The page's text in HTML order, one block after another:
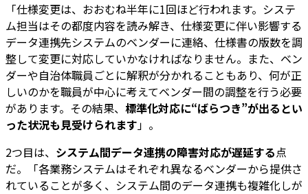
「仕様変更は、おおむね半年に1回ほど行われます。システ
ム担当はその都度内容を読み解き、仕様変更に伴い影響する
データ連携先システムのベンダーに連絡、仕様書の版数を調
整して変更に対応していかなければなりません。また、ベン
ダーや自治体職員ごとに解釈が分かれることもあり、何が正
しいのかを職員が中心に考えてベンダー間の調整を行う必要
があります。その結果、 標準化対応に“ばらつき”が出るとい
った状況も見受けられます」。
2つ目は、 システム間データ連携の障害対応が遅延する点
だ。「各業務システムはそれぞれ異なるベンダーから提供さ
れていることが多く、システム間のデータ連携も複雑化しが